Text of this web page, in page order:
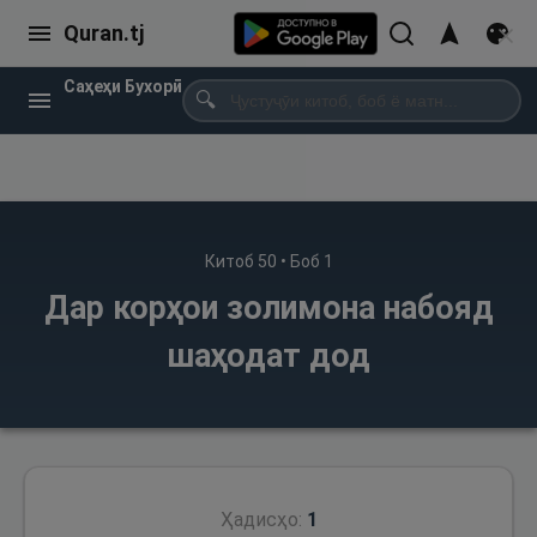
Quran.tj
Саҳеҳи Бухорӣ
🔍
Китоб 50 • Боб 1
Дар корҳои золимона набояд
шаҳодат дод
Ҳадисҳо: 1